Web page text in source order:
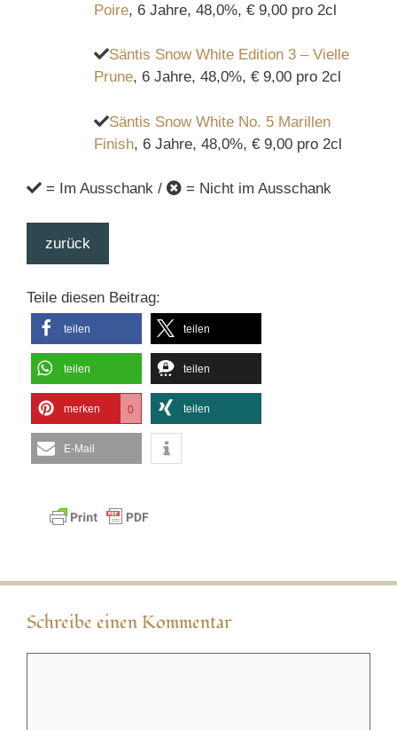
Poire, 6 Jahre, 48,0%, € 9,00 pro 2cl
Säntis Snow White Edition 3 – Vielle
Prune, 6 Jahre, 48,0%, € 9,00 pro 2cl
Säntis Snow White No. 5 Marillen
Finish, 6 Jahre, 48,0%, € 9,00 pro 2cl
= Im Ausschank / = Nicht im Ausschank
zurück
Teile diesen Beitrag:
teilen teilen
teilen teilen
merken 0 teilen
E-Mail
Schreibe einen Kommentar